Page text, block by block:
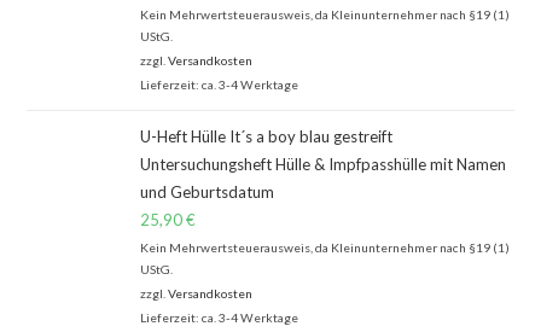
Kein Mehrwertsteuerausweis, da Kleinunternehmer nach §19 (1)
UStG.
zzgl.Versandkosten
Lieferzeit: ca. 3-4 Werktage
U-Heft Hülle It´s a boy blau gestreift
Untersuchungsheft Hülle & Impfpasshülle mit Namen
und Geburtsdatum
25,90€
Kein Mehrwertsteuerausweis, da Kleinunternehmer nach §19 (1)
UStG.
zzgl.Versandkosten
Lieferzeit: ca. 3-4 Werktage